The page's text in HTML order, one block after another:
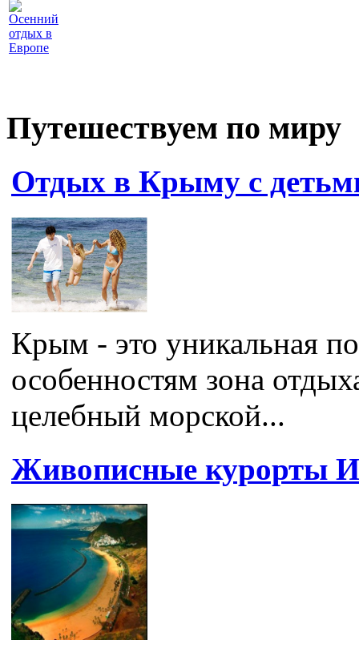
Осенний
отдых в
Европе
Путешествуем по миру
Отдых в Крыму с
Крым - это уникальная
особенностям зона
целебный морской...
Живописные курорты